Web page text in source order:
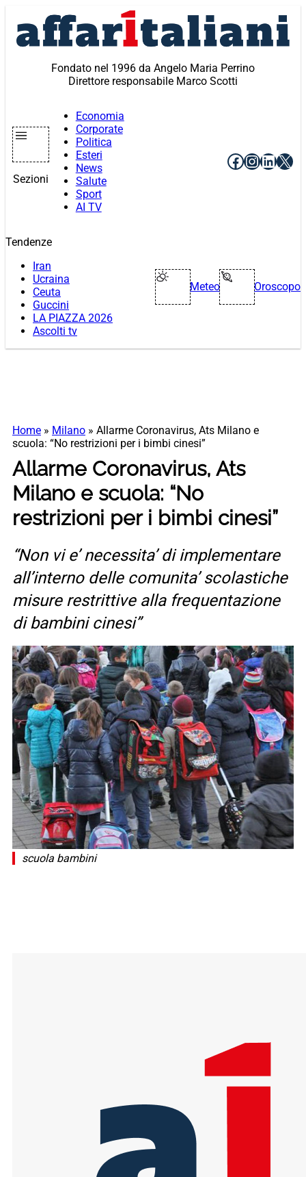
contenuto
Fondato nel 1996 da Angelo Maria Perrino
Direttore responsabile Marco Scotti
Sezioni
Economia
Corporate
Politica
Esteri
News
Salute
Sport
AI TV
Facebook
X
Tendenze
Iran
Ucraina
Ceuta
Guccini
LA PIAZZA 2026
Ascolti tv
Meteo Oroscopo
Home » Milano » Allarme Coronavirus, Ats Milano e
scuola: “No restrizioni per i bimbi cinesi”
Allarme Coronavirus, Ats
Milano e scuola: “No
restrizioni per i bimbi cinesi”
“Non vi e’ necessita’ di implementare
all’interno delle comunita’ scolastiche
misure restrittive alla frequentazione
di bambini cinesi”
scuola bambini